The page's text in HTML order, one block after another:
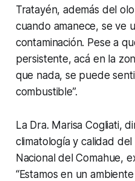
Tratayén, además del
cuando amanece, se ve
contaminación. Pese a
persistente, acá en la
que nada, se puede
combustible”.
La Dra. Marisa Cogliati,
climatología y calidad
Nacional del Comahue,
“Estamos en un